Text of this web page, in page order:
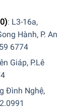
5940 SCU SL
sấy trong thời
hảo của
All in
khô tốt nhất
Khi bạn sử
thì sẽ
: L3-16a,
Hành, P. An
6774
Giáp, P.Lê
Đình Nghệ,